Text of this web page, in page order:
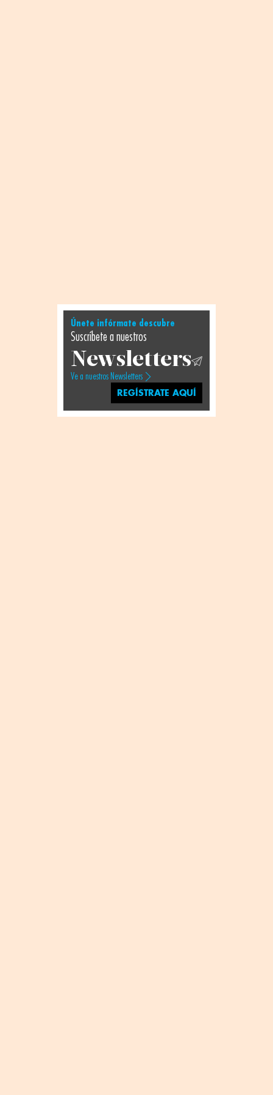
Únete infórmate descubre
Suscríbete a nuestros
Newsletters
Ve a nuestros Newsletters
REGÍSTRATE AQUÍ